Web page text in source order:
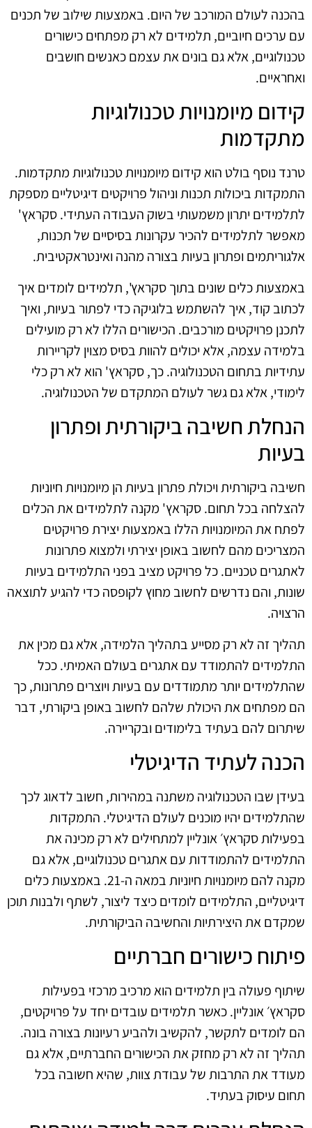
בהכנה לעולם המורכב של היום. באמצעות שילוב של תכנים
עם ערכים חיוביים, תלמידים לא רק מפתחים כישורים
טכנולוגיים, אלא גם בונים את עצמם כאנשים חושבים
ואחראיים.
קידום מיומנויות טכנולוגיות
מתקדמות
טרנד נוסף בולט הוא קידום מיומנויות טכנולוגיות מתקדמות.
התמקדות ביכולות תכנות וניהול פרויקטים דיגיטליים מספקת
לתלמידים יתרון משמעותי בשוק העבודה העתידי. סקראץ'
מאפשר לתלמידים להכיר עקרונות בסיסיים של תכנות,
אלגוריתמים ופתרון בעיות בצורה מהנה ואינטראקטיבית.
באמצעות כלים שונים בתוך סקראץ', תלמידים לומדים איך
לכתוב קוד, איך להשתמש בלוגיקה כדי לפתור בעיות, ואיך
לתכנן פרויקטים מורכבים. הכישורים הללו לא רק מועילים
בלמידה עצמה, אלא יכולים להוות בסיס מצוין לקריירות
עתידיות בתחום הטכנולוגיה. כך, סקראץ' הוא לא רק כלי
לימודי, אלא גם גשר לעולם המתקדם של הטכנולוגיה.
הנחלת חשיבה ביקורתית ופתרון
בעיות
חשיבה ביקורתית ויכולת פתרון בעיות הן מיומנויות חיוניות
להצלחה בכל תחום. סקראץ' מקנה לתלמידים את הכלים
לפתח את המיומנויות הללו באמצעות יצירת פרויקטים
המצריכים מהם לחשוב באופן יצירתי ולמצוא פתרונות
לאתגרים טכניים. כל פרויקט מציב בפני התלמידים בעיות
שונות, והם נדרשים לחשוב מחוץ לקופסה כדי להגיע לתוצאה
הרצויה.
תהליך זה לא רק מסייע בתהליך הלמידה, אלא גם מכין את
התלמידים להתמודד עם אתגרים בעולם האמיתי. ככל
שהתלמידים יותר מתמודדים עם בעיות ויוצרים פתרונות, כך
הם מפתחים את היכולת שלהם לחשוב באופן ביקורתי, דבר
שיתרום להם בעתיד בלימודים ובקריירה.
הכנה לעתיד הדיגיטלי
בעידן שבו הטכנולוגיה משתנה במהירות, חשוב לדאוג לכך
שהתלמידים יהיו מוכנים לעולם הדיגיטלי. התמקדות
בפעילות סקראץ׳ אונליין למתחילים לא רק מכינה את
התלמידים להתמודדות עם אתגרים טכנולוגיים, אלא גם
מקנה להם מיומנויות חיוניות במאה ה-21. באמצעות כלים
דיגיטליים, התלמידים לומדים כיצד ליצור, לשתף ולבנות תוכן
שמקדם את היצירתיות והחשיבה הביקורתית.
פיתוח כישורים חברתיים
שיתוף פעולה בין תלמידים הוא מרכיב מרכזי בפעילות
סקראץ׳ אונליין. כאשר תלמידים עובדים יחד על פרויקטים,
הם לומדים לתקשר, להקשיב ולהביע רעיונות בצורה בונה.
תהליך זה לא רק מחזק את הכישורים החברתיים, אלא גם
מעודד את התרבות של עבודת צוות, שהיא חשובה בכל
תחום עיסוק בעתיד.